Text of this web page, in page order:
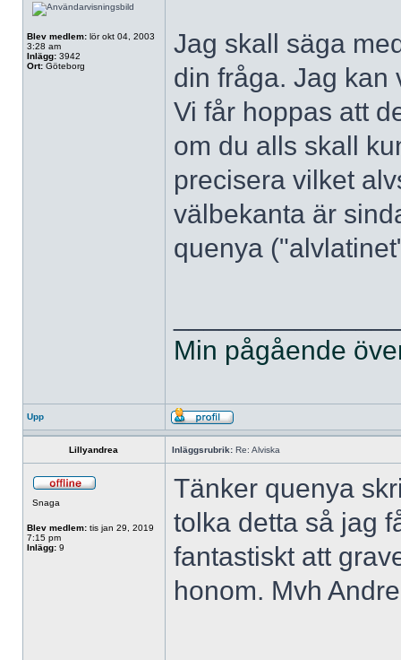
Blev medlem: lör okt 04, 2003
3:28 am
Inlägg: 3942
Ort: Göteborg
Jag skall säga
din fråga. Jag kan
Vi får hoppas att
om du alls skall
precisera vilket
välbekanta är
quenya
Min pågående
Upp
Lillyandrea Inläggsrubrik: Re: Alviska
Snaga
Blev medlem: tis jan 29, 2019
7:15 pm
Inlägg: 9
Tänker quenya
tolka detta så jag
fantastiskt att
honom. Mvh